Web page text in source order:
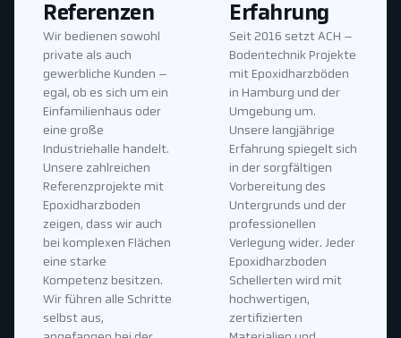
Erfahrung
Seit 2016 setzt ACH –
Bodentechnik Projekte
mit Epoxidharzböden
in Hamburg und der
Umgebung um.
Unsere langjährige
Erfahrung spiegelt sich
in der sorgfältigen
Vorbereitung des
Untergrunds und der
professionellen
Verlegung wider. Jeder
Epoxidharzboden
Schellerten wird mit
hochwertigen,
zertifizierten
Referenzen
Wir bedienen sowohl
private als auch
gewerbliche Kunden –
egal, ob es sich um ein
Einfamilienhaus oder
eine große
Industriehalle handelt.
Unsere zahlreichen
Referenzprojekte mit
Epoxidharzboden
zeigen, dass wir auch
bei komplexen Flächen
eine starke
Kompetenz besitzen.
Wir führen alle Schritte
selbst aus,